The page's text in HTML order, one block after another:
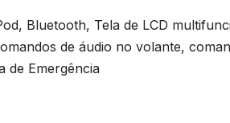
Bluetooth, Tela de LCD
de áudio no volante,
de Emergência